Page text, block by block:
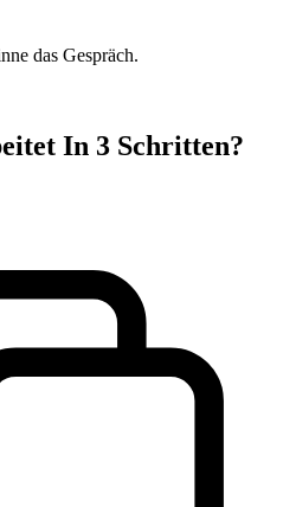
das Gespräch.
In 3 Schritten?